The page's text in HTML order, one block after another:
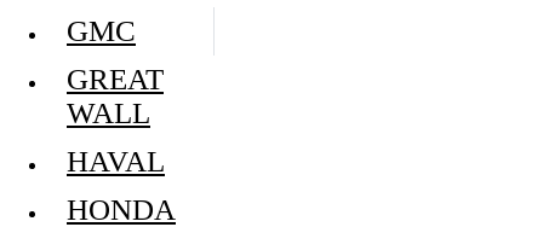
GMC
GREAT
WALL
HAVAL
HONDA